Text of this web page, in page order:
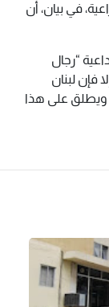
في بيان، أن
“رجال
فإن لبنان
ويطلق على هذا